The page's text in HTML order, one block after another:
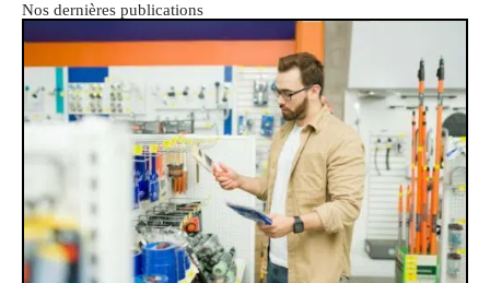
Nos dernières publications